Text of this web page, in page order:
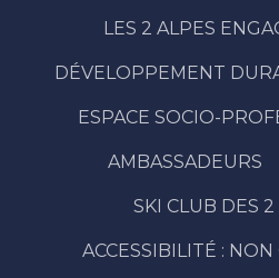
LES 2 ALPES
DÉVELOPPEMENT
ESPACE SOCIO-
AMBASSADEURS
SKI CLUB DES 2
ACCESSIBILITÉ :